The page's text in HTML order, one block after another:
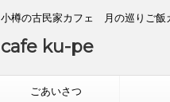
小樽の古民家カフェ 月の巡りご飯
cafe ku-pe
ごあいさつ